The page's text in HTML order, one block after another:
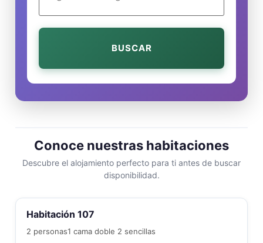
BUSCAR
Conoce nuestras habitaciones
Descubre el alojamiento perfecto para ti antes de buscar
disponibilidad.
Habitación 107
2 personas1 cama doble 2 sencillas